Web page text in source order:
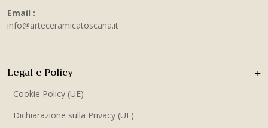
Email :
info@arteceramicatoscana.it
Legal e Policy
Cookie Policy (UE)
Dichiarazione sulla Privacy (UE)